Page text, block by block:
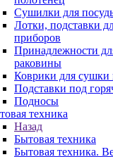
Сушилки для
Лотки, подставки
приборов
Принадлежности
раковины
Коврики для сушки
Подставки под
Подносы
техника
Назад
Бытовая техника
Бытовая техника.